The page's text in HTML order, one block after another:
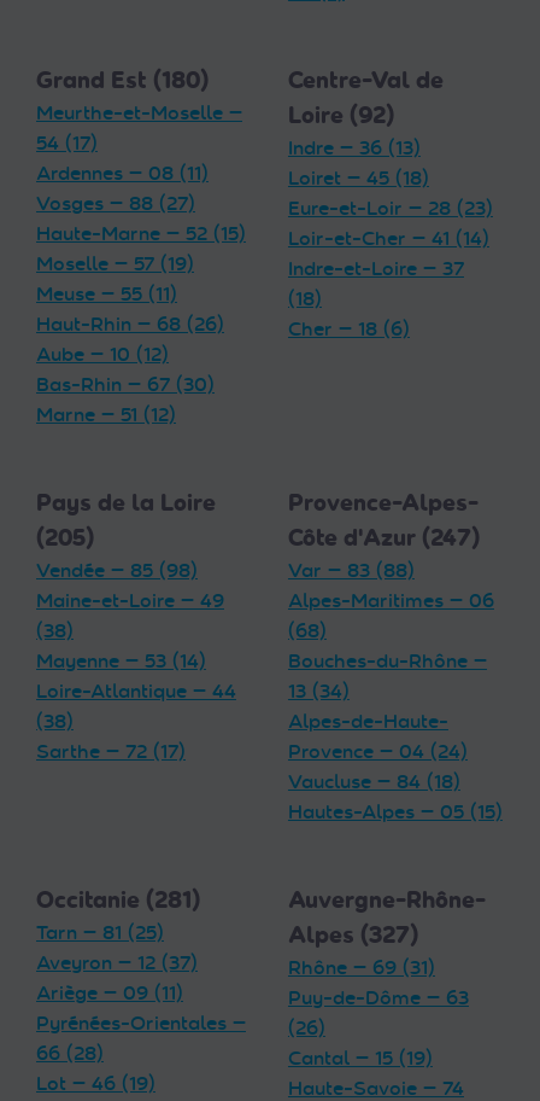
Grand Est (180)
Meurthe-et-Moselle —
54 (17)
Ardennes — 08 (11)
Vosges — 88 (27)
Haute-Marne — 52 (15)
Moselle — 57 (19)
Meuse — 55 (11)
Haut-Rhin — 68 (26)
Aube — 10 (12)
Bas-Rhin — 67 (30)
Marne — 51 (12)
Centre-Val de
Loire (92)
Indre — 36 (13)
Loiret — 45 (18)
Eure-et-Loir — 28 (23)
Loir-et-Cher — 41 (14)
Indre-et-Loire — 37
(18)
Cher — 18 (6)
Pays de la Loire
(205)
Vendée — 85 (98)
Maine-et-Loire — 49
(38)
Mayenne — 53 (14)
Loire-Atlantique — 44
(38)
Sarthe — 72 (17)
Provence-Alpes-
Côte d'Azur (247)
Var — 83 (88)
Alpes-Maritimes — 06
(68)
Bouches-du-Rhône —
13 (34)
Alpes-de-Haute-
Provence — 04 (24)
Vaucluse — 84 (18)
Hautes-Alpes — 05 (15)
Occitanie (281)
Tarn — 81 (25)
Aveyron — 12 (37)
Ariège — 09 (11)
Pyrénées-Orientales —
66 (28)
Lot — 46 (19)
Auvergne-Rhône-
Alpes (327)
Rhône — 69 (31)
Puy-de-Dôme — 63
(26)
Cantal — 15 (19)
Haute-Savoie — 74